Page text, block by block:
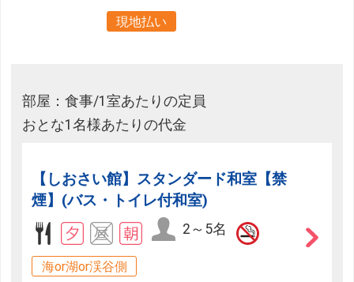
現地払い
部屋：食事/1室あたりの定員
おとな1名様あたりの代金
【しおさい館】スタンダード和室【禁
煙】(バス・トイレ付和室)
2～5名
海or湖or渓谷側